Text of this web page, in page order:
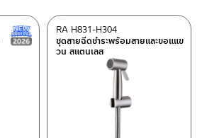
(13)
นเลส
latest
New Arrival สินค้าใหม่ ปี 2026
ชุดสายฉีดชำระพร้อมสายและขอแแข
วน สแตนเลส
RA H831-H304